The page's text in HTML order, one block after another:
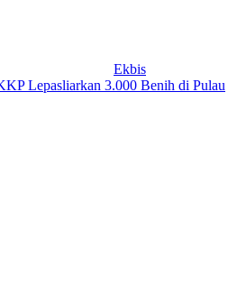
Ekbis
Lepasliarkan 3.000 Benih di Pulau